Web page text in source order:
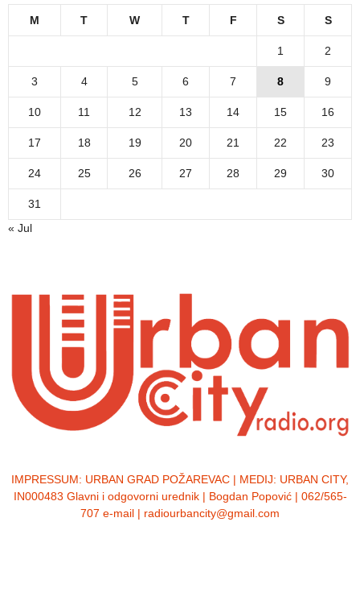
M T W T F S S
1 2
3 4 5 6 7 8 9
10 11 12 13 14 15 16
17 18 19 20 21 22 23
24 25 26 27 28 29 30
31
« Jul
IMPRESSUM: URBAN GRAD POŽAREVAC | MEDIJ: URBAN CITY,
IN000483 Glavni i odgovorni urednik | Bogdan Popović | 062/565-
707 e-mail | radiourbancity@gmail.com